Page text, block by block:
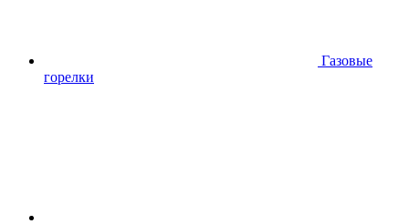
Газовые
горелки